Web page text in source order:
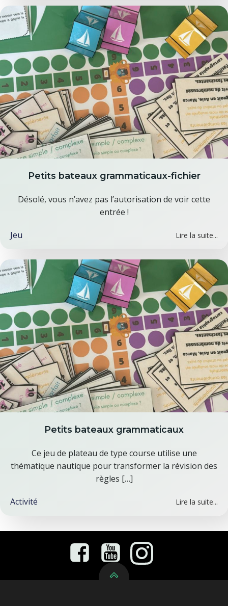
Petits bateaux grammaticaux-fichier
Désolé, vous n’avez pas l’autorisation de voir cette
entrée !
Jeu Lire la suite...
Petits bateaux grammaticaux
Ce jeu de plateau de type course utilise une
thématique nautique pour transformer la révision des
règles […]
Activité Lire la suite...